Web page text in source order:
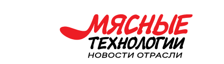
Мясные
технологии
|
Новости
отрасли